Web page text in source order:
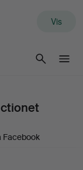
Vis
Facebook